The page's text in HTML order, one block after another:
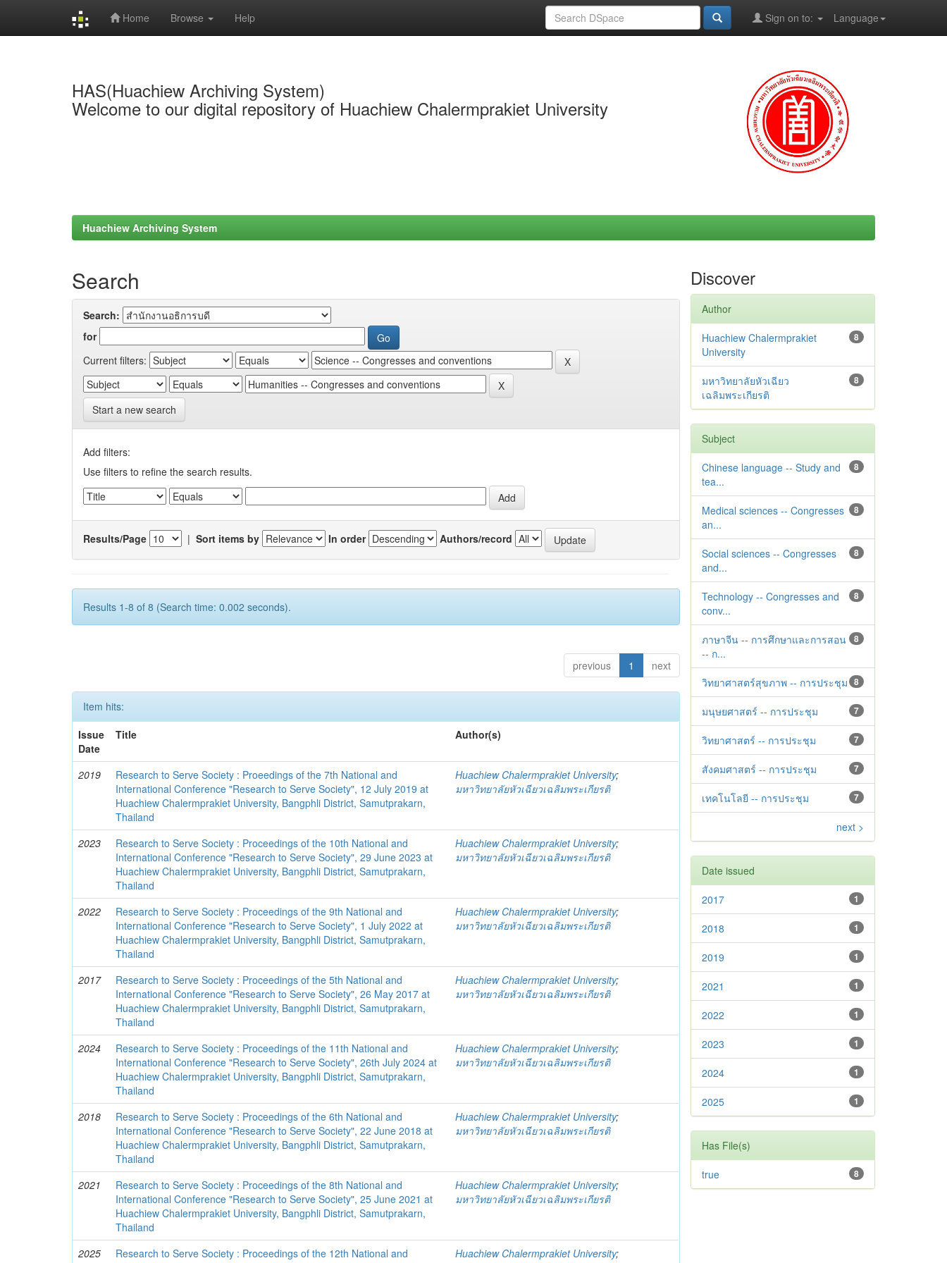
Home Browse Help Language
Sign on to:
HAS(Huachiew Archiving System)
Welcome to our digital repository of Huachiew Chalermprakiet University
Huachiew Archiving System
Search
Search:
for
Current filters:
Start a new search
Add filters:
Use filters to refine the search results.
Results/Page | Sort items by In order Authors/record
Results 1-8 of 8 (Search time: 0.002 seconds).
previous 1 next
Item hits:
Issue
Date
Title Author(s)
2019
Research to Serve Society : Proeedings of the 7th National and
International Conference "Research to Serve Society", 12 July 2019 at
Huachiew Chalermprakiet University, Bangphli District, Samutprakarn,
Thailand
Huachiew Chalermprakiet University;
มหาวิทยาลัยหัวเฉียวเฉลิมพระเกียรติ
2023
Research to Serve Society : Proceedings of the 10th National and
International Conference "Research to Serve Society", 29 June 2023 at
Huachiew Chalermprakiet University, Bangphli District, Samutprakarn,
Thailand
Huachiew Chalermprakiet University;
มหาวิทยาลัยหัวเฉียวเฉลิมพระเกียรติ
2022
Research to Serve Society : Proceedings of the 9th National and
International Conference "Research to Serve Society", 1 July 2022 at
Huachiew Chalermprakiet University, Bangphli District, Samutprakarn,
Thailand
Huachiew Chalermprakiet University;
มหาวิทยาลัยหัวเฉียวเฉลิมพระเกียรติ
2017
Research to Serve Society : Proceedings of the 5th National and
International Conference "Research to Serve Society", 26 May 2017 at
Huachiew Chalermprakiet University, Bangphli District, Samutprakarn,
Thailand
Huachiew Chalermprakiet University;
มหาวิทยาลัยหัวเฉียวเฉลิมพระเกียรติ
2024
Research to Serve Society : Proceedings of the 11th National and
International Conference "Research to Serve Society", 26th July 2024 at
Huachiew Chalermprakiet University, Bangphli District, Samutprakarn,
Thailand
Huachiew Chalermprakiet University;
มหาวิทยาลัยหัวเฉียวเฉลิมพระเกียรติ
2018
Research to Serve Society : Proceedings of the 6th National and
International Conference "Research to Serve Society", 22 June 2018 at
Huachiew Chalermprakiet University, Bangphli District, Samutprakarn,
Thailand
Huachiew Chalermprakiet University;
มหาวิทยาลัยหัวเฉียวเฉลิมพระเกียรติ
2021
Research to Serve Society : Proceedings of the 8th National and
International Conference "Research to Serve Society", 25 June 2021 at
Huachiew Chalermprakiet University, Bangphli District, Samutprakarn,
Thailand
Huachiew Chalermprakiet University;
มหาวิทยาลัยหัวเฉียวเฉลิมพระเกียรติ
2025
Research to Serve Society : Proceedings of the 12th National and
Huachiew Chalermprakiet University;
Discover
Author
8
Huachiew Chalermprakiet
University
8
มหาวิทยาลัยหัวเฉียว
เฉลิมพระเกียรติ
Subject
8
Chinese language -- Study and
tea...
8
Medical sciences -- Congresses
an...
8
Social sciences -- Congresses
and...
8
Technology -- Congresses and
conv...
8
ภาษาจีน -- การศึกษาและการสอน
-- ก...
8
วิทยาศาสตร์สุขภาพ -- การประชุม
7
มนุษยศาสตร์ -- การประชุม
7
วิทยาศาสตร์ -- การประชุม
7
สังคมศาสตร์ -- การประชุม
7
เทคโนโลยี -- การประชุม
next >
Date issued
1
2017
1
2018
1
2019
1
2021
1
2022
1
2023
1
2024
1
2025
Has File(s)
8
true